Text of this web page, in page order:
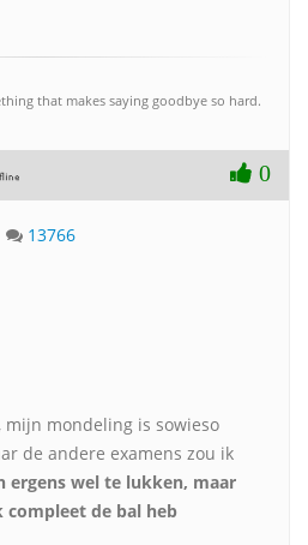
that makes saying goodbye so hard.
0
13766
mijn mondeling is sowieso
de andere examens zou ik
ergens wel te lukken, maar
de bal heb